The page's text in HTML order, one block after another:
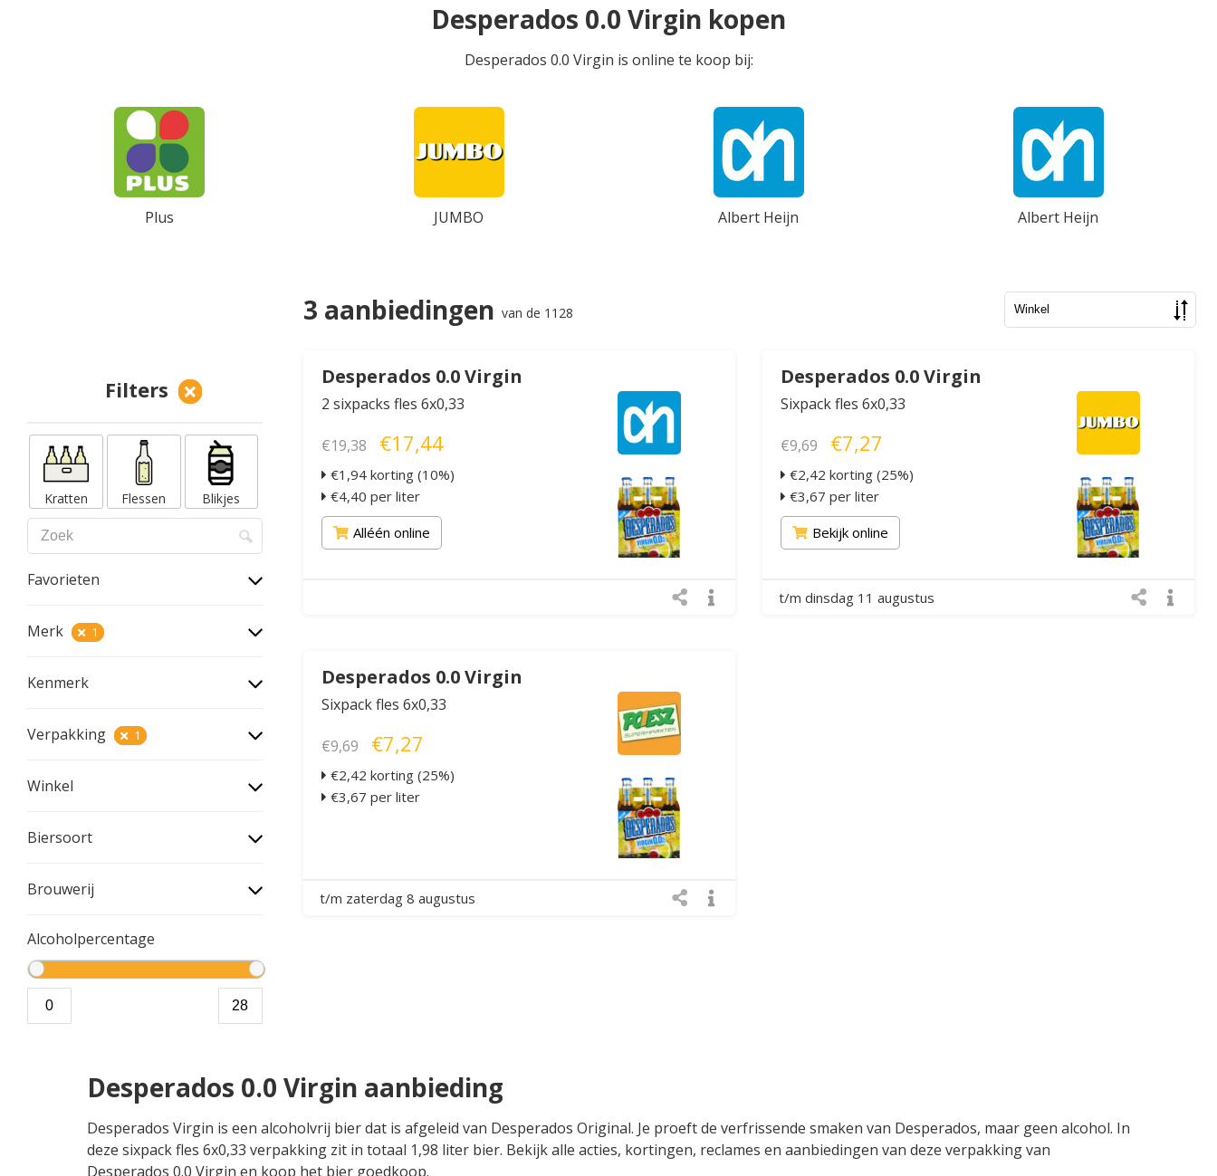
Desperados 0.0 Virgin kopen
Desperados 0.0 Virgin is online te koop bij:
Plus JUMBO Albert Heijn Albert Heijn
Filters
Kratten Flessen Blikjes
Favorieten
Merk 1
Kenmerk
Verpakking 1
Winkel
Biersoort
Brouwerij
Alcoholpercentage
3 aanbiedingen van de 1128
Desperados 0.0 Virgin
2 sixpacks fles 6x0,33
€19,38 €17,44
€1,94 korting (10%)
€4,40 per liter
Alléén online
Desperados 0.0 Virgin
Sixpack fles 6x0,33
€9,69 €7,27
€2,42 korting (25%)
€3,67 per liter
Bekijk online
t/m dinsdag 11 augustus
Desperados 0.0 Virgin
Sixpack fles 6x0,33
€9,69 €7,27
€2,42 korting (25%)
€3,67 per liter
t/m zaterdag 8 augustus
Desperados 0.0 Virgin aanbieding
Desperados Virgin is een alcoholvrij bier dat is afgeleid van Desperados Original. Je proeft de verfrissende smaken van Desperados, maar geen alcohol. In
deze sixpack fles 6x0,33 verpakking zit in totaal 1,98 liter bier. Bekijk alle acties, kortingen, reclames en aanbiedingen van deze verpakking van
Desperados 0.0 Virgin en koop het bier goedkoop.